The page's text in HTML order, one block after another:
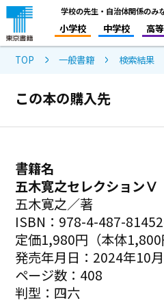
学校の先生・自治体関係のみ
小学校 中学校 高
TOP 一般書籍 検索結果
この本の購入先
書籍名
五木寛之セレクションⅤ
五木寛之／著
ISBN：978-4-487-
定価1,980円（本体1,800
発売年月日：2024年10
ページ数：408
判型：四六